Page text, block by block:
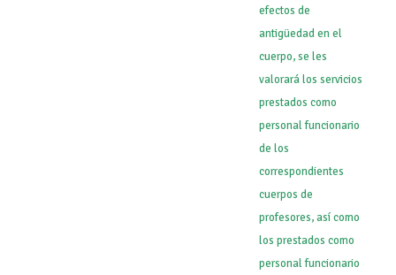
efectos de
antigüedad en el
cuerpo, se les
valorará los servicios
prestados como
personal funcionario
de los
correspondientes
cuerpos de
profesores, así como
los prestados como
personal funcionario